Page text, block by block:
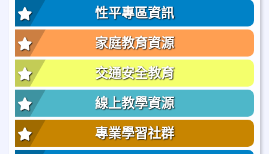
性平專區資訊
家庭教育資源
交通安全教育
線上教學資源
專業學習社群